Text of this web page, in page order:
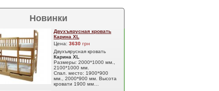
Новинки
Двухъярусная кровать
Карина XL
Цена: 3630 грн
Двухъярусная кровать
Карина XL
Размеры: 2000*1000 мм.,
2100*1000 мм.
Спал. место: 1900*900
мм., 2000*900 мм. Высота
кровати 1900 мм…